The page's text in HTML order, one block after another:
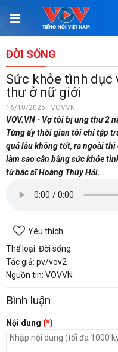
ĐỜI SỐNG
Sức khỏe tình dục
thư ở nữ giới
16/10/2025 | VOVVN
VOV.VN - Vợ tôi bị ung thư 2
Từng ấy thời gian tôi chỉ tập
quá lâu không tốt, ra ngoài
làm sao cân bằng sức khỏe
từ bác sĩ Hoàng Thúy Hải.
Yêu thích
Thể loại: Đời sống
Tác giả: pv/vov2
Nguồn tin: VOVVN
Bình luận
Nội dung (*)